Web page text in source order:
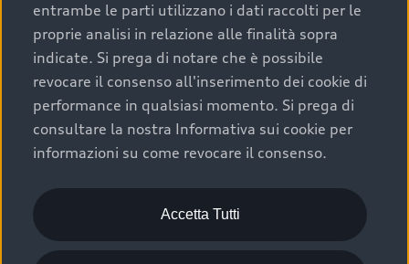
efficienza meccanica: motore, trasmissione e
componenti principali in ottimo stato garantiscono
prestazioni affidabili e sicure.
Acquistare un’auto usata in una Concessionaria ufficiale
Audi che offre l’usato garantito tramite Audi Prima
Scelta :plus, significa affidarsi ad un prodotto che viene
sottoposto a 110 controlli approfonditi e coperto da
garanzia fino a 4 anni per una maggiore tutela del tuo
acquisto.
entrambe le parti utilizzano i dati raccolti per le
proprie analisi in relazione alle finalità sopra
indicate. Si prega di notare che è possibile
revocare il consenso all'inserimento dei cookie di
performance in qualsiasi momento. Si prega di
consultare la nostra Informativa sui cookie per
informazioni su come revocare il consenso.
Accetta Tutti